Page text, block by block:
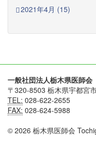
2021年4月 (15)
一般社団法人栃木県医師会
〒320-8503 栃木県宇都宮
TEL: 028-622-2655
FAX: 028-624-5988
© 2026 栃木県医師会